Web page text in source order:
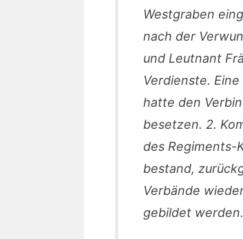
Westgraben
nach der
und Leutnant
Verdienste.
hatte den
besetzen. 2.
des Regiments-
bestand,
Verbände
gebildet werden.